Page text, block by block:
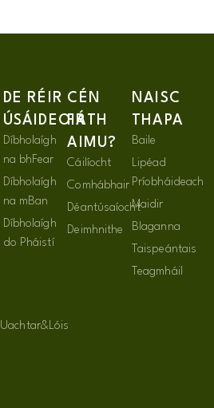
DE RÉIR
ÚSÁIDEOIR
Díbholaígh
na bhFear
Díbholaígh
na mBan
Díbholaígh
do Pháistí
CÉN
FÁTH
AIMU?
Cáilíocht
Comhábhair
Déantúsaíocht
Deimhnithe
NAISC
THAPA
Baile
Lipéad
Príobháideach
Maidir
Blaganna
Taispeántais
Teagmháil